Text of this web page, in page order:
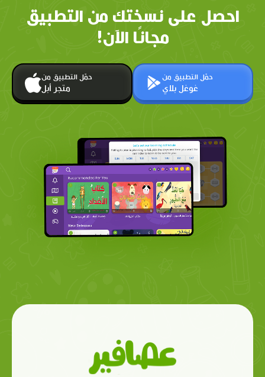
احصل على نسختك من التطبيق
مجانًا الآن!
حمّل التطبيق من
متجر أبل
حمّل التطبيق من
غوغل بلاي